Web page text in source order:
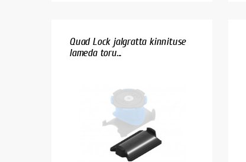
Quad Lock jalgratta kinnituse
lameda toru...